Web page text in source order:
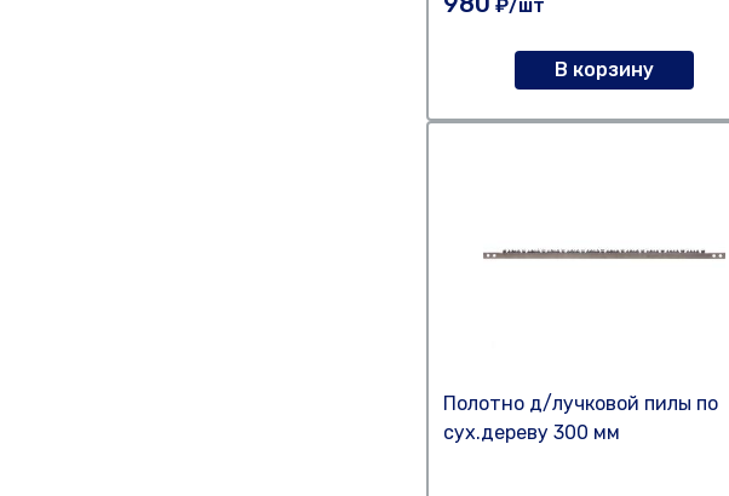
₽/шт
В корзину
Полотно д/лучковой пилы по
сух.дереву 300 мм